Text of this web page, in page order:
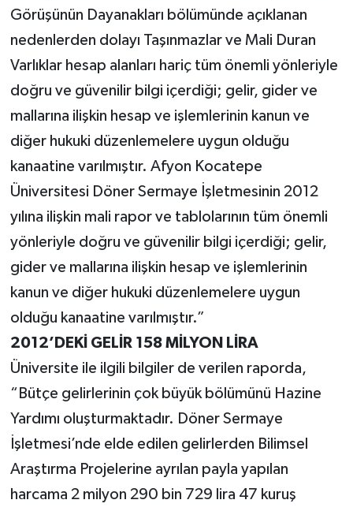
Görüşünün Dayanakları bölümünde açıklanan
nedenlerden dolayı Taşınmazlar ve Mali Duran
Varlıklar hesap alanları hariç tüm önemli yönleriyle
doğru ve güvenilir bilgi içerdiği; gelir, gider ve
mallarına ilişkin hesap ve işlemlerinin kanun ve
diğer hukuki düzenlemelere uygun olduğu
kanaatine varılmıştır. Afyon Kocatepe
Üniversitesi Döner Sermaye İşletmesinin 2012
yılına ilişkin mali rapor ve tablolarının tüm önemli
yönleriyle doğru ve güvenilir bilgi içerdiği; gelir,
gider ve mallarına ilişkin hesap ve işlemlerinin
kanun ve diğer hukuki düzenlemelere uygun
olduğu kanaatine varılmıştır.”
2012’DEKİ GELİR 158 MİLYON LİRA
Üniversite ile ilgili bilgiler de verilen raporda,
“Bütçe gelirlerinin çok büyük bölümünü Hazine
Yardımı oluşturmaktadır. Döner Sermaye
İşletmesi’nde elde edilen gelirlerden Bilimsel
Araştırma Projelerine ayrılan payla yapılan
harcama 2 milyon 290 bin 729 lira 47 kuruş